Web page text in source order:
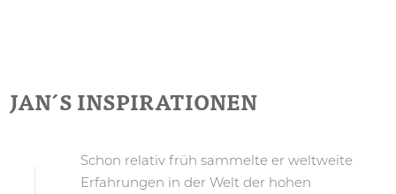
JAN´S INSPIRATIONEN
Schon relativ früh sammelte er weltweite
Erfahrungen in der Welt der hohen